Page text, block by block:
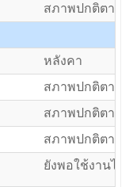
สภาพปกติตาม
หลังคา
สภาพปกติตาม
สภาพปกติตาม
สภาพปกติตาม
ยังพอใช้งานได้